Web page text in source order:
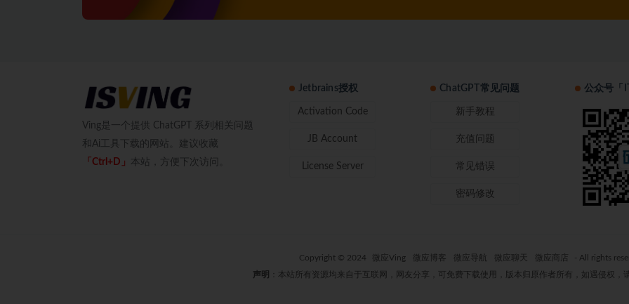
Ving是一个提供 ChatGPT 系列相关问题
和Ai工具下载的网站。建议收藏
「Ctrl+D」 本站，方便下次访问。
Jetbrains授权
Activation Code
JB Account
License Server
ChatGPT常见问题
新手教程
充值问题
常见错误
密码修改
公众号「
Copyright © 2024 微应Ving 微应博客 微应导航 微应聊天 微应商店
- All rights
声明
：本站所有资源均来自于互联网，网友分享，可免费下载使用，版本归原作者所有，如遇侵权，